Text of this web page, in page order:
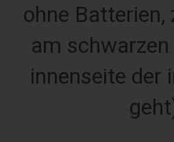
ohne Batterien,
am
innenseite der